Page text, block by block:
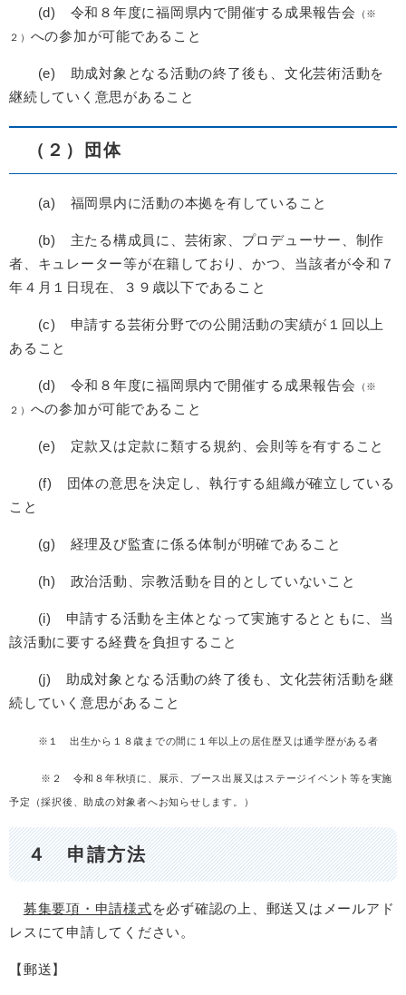
(d) 令和８年度に福岡県内で開催する成果報告会 （※
２） への参加が可能であること
(e) 助成対象となる活動の終了後も、文化芸術活動を
継続していく意思があること
（２）団体
(a) 福岡県内に活動の本拠を有していること
(b) 主たる構成員に、芸術家、プロデューサー、制作
者、キュレーター等が在籍しており、かつ、当該者が令和７
年４月１日現在、３９歳以下であること
(c) 申請する芸術分野での公開活動の実績が１回以上
あること
(d) 令和８年度に福岡県内で開催する成果報告会 （※
２） への参加が可能であること
(e) 定款又は定款に類する規約、会則等を有すること
(f) 団体の意思を決定し、執行する組織が確立している
こと
(g) 経理及び監査に係る体制が明確であること
(h) 政治活動、宗教活動を目的としていないこと
(i) 申請する活動を主体となって実施するとともに、当
該活動に要する経費を負担すること
(j) 助成対象となる活動の終了後も、文化芸術活動を継
続していく意思があること
※１ 出生から１８歳までの間に１年以上の居住歴又は通学歴がある者
※２ 令和８年秋頃に、展示、ブース出展又はステージイベント等を実施
予定（採択後、助成の対象者へお知らせします。）
４ 申請方法
募集要項・申請様式を必ず確認の上、郵送又はメールアド
レスにて申請してください。
【郵送】